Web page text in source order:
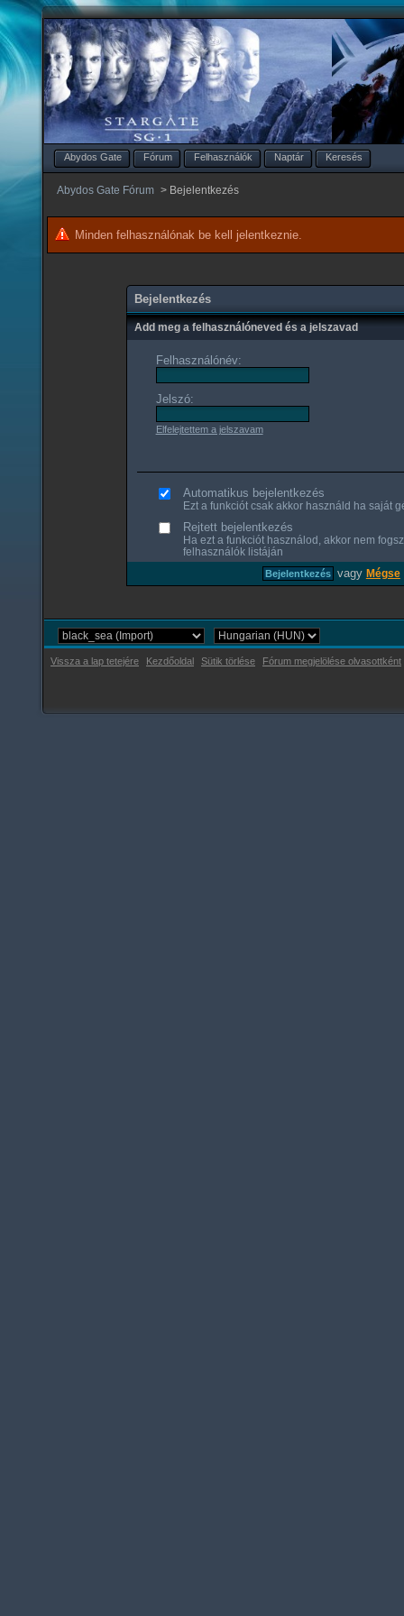
Abydos Gate Fórum Felhasználók Naptár Keresés
Abydos Gate Fórum > Bejelentkezés
Minden felhasználónak be kell jelentkeznie.
Bejelentkezés
Add meg a felhasználóneved és a jelszavad
Felhasználónév:
Jelszó:
Elfelejtettem a jelszavam
Automatikus bejelentkezés
Ezt a funkciót csak akkor használd ha saját
Rejtett bejelentkezés
Ha ezt a funkciót használod, akkor nem
felhasználók listáján
vagy Mégse
Vissza a lap tetejére Kezdőoldal Sütik törlése Fórum megjelölése olvasottként